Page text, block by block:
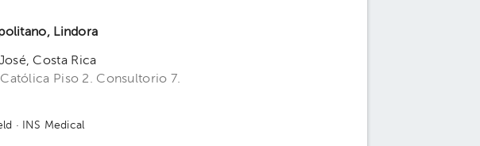
Lindora
Costa Rica
Piso 2. Consultorio 7.
· INS Medical